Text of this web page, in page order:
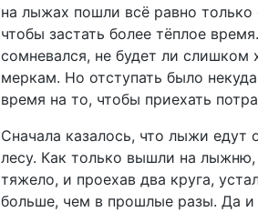
на лыжах пошли всё равно только
чтобы застать более тёплое
сомневался, не будет ли
меркам. Но отступать было
время на то, чтобы приехать
Сначала казалось, что лыжи едут
лесу. Как только вышли на лыжню,
тяжело, и проехав два круга,
больше, чем в прошлые разы. Да